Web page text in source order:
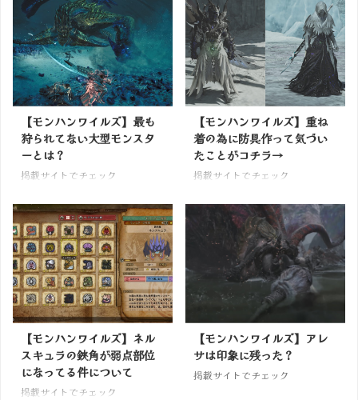
【モンハンワイルズ】最も
狩られてない大型モンスタ
ーとは？
掲載サイトでチェック
【モンハンワイルズ】重ね
着の為に防具作って気づい
たことがコチラ→
掲載サイトでチェック
【モンハンワイルズ】ネル
スキュラの鋏角が弱点部位
になってる件について
掲載サイトでチェック
【モンハンワイルズ】アレ
サは印象に残った？
掲載サイトでチェック